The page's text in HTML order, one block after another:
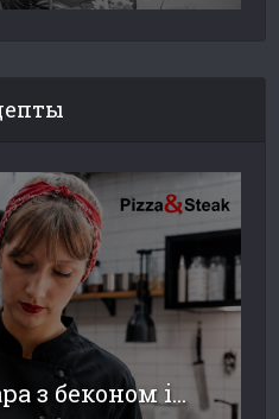
з беконом і...